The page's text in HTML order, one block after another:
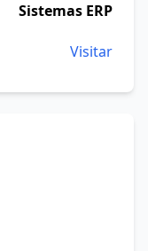
Sistemas ERP
Visitar